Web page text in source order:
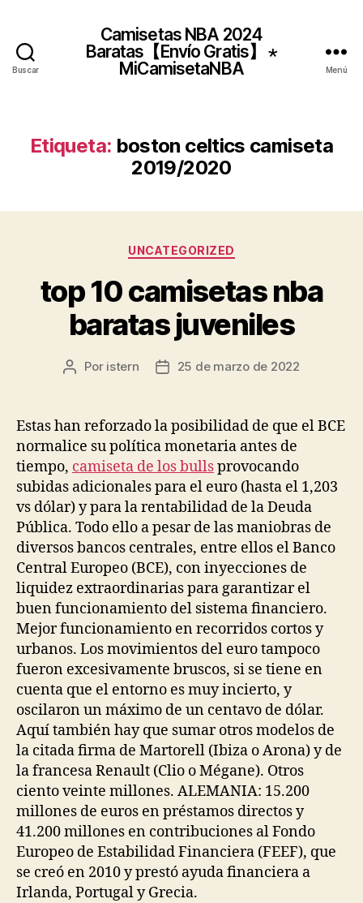
Buscar
Camisetas NBA 2024
Baratas【Envío Gratis】 ⋆
MiCamisetaNBA
Menú
Etiqueta: boston celtics camiseta
2019/2020
Categorías
UNCATEGORIZED
top 10 camisetas nba
baratas juveniles
Autor
entrada
Por istern
Fecha
entrada
25 de marzo de 2022
Estas han reforzado la posibilidad de que el BCE
normalice su política monetaria antes de
tiempo, camiseta de los bullsprovocando
subidas adicionales para el euro (hasta el 1,203
vs dólar) y para la rentabilidad de la Deuda
Pública. Todo ello a pesar de las maniobras de
diversos bancos centrales, entre ellos el Banco
Central Europeo (BCE), con inyecciones de
liquidez extraordinarias para garantizar el
buen funcionamiento del sistema financiero.
Mejor funcionamiento en recorridos cortos y
urbanos. Los movimientos del euro tampoco
fueron excesivamente bruscos, si se tiene en
cuenta que el entorno es muy incierto, y
oscilaron un máximo de un centavo de dólar.
Aquí también hay que sumar otros modelos de
la citada firma de Martorell (Ibiza o Arona) y de
la francesa Renault (Clio o Mégane). Otros
ciento veinte millones. ALEMANIA: 15.200
millones de euros en préstamos directos y
41.200 millones en contribuciones al Fondo
Europeo de Estabilidad Financiera (FEEF), que
se creó en 2010 y prestó ayuda financiera a
Irlanda, Portugal y Grecia.